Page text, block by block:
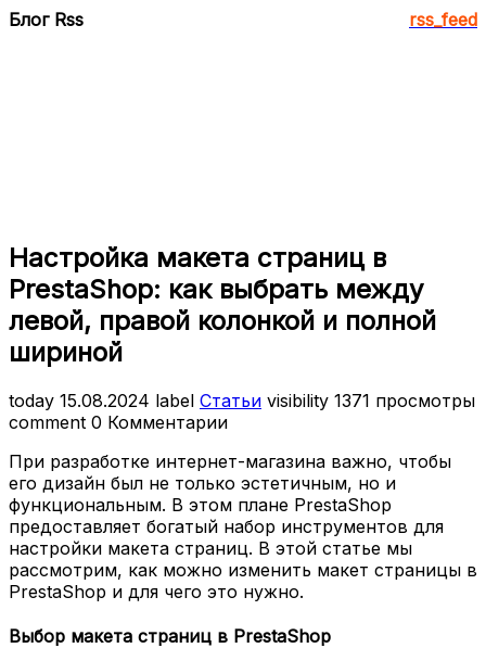
Блог Rss rss_feed
Настройка макета страниц в
PrestaShop: как выбрать между
левой, правой колонкой и полной
шириной
today 15.08.2024 label Статьи visibility 1371 просмотры
comment 0 Комментарии
При разработке интернет-магазина важно, чтобы
его дизайн был не только эстетичным, но и
функциональным. В этом плане PrestaShop
предоставляет богатый набор инструментов для
настройки макета страниц. В этой статье мы
рассмотрим, как можно изменить макет страницы в
PrestaShop и для чего это нужно.
Выбор макета страниц в PrestaShop